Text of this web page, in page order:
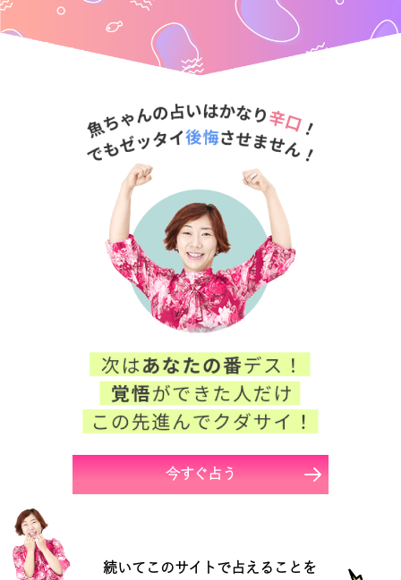
今すぐ占う
続いてこのサイトで占えることを